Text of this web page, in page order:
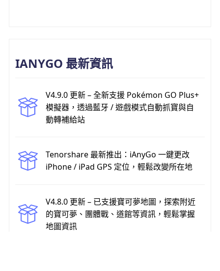
IANYGO 最新資訊
V4.9.0 更新 – 全新支援 Pokémon GO Plus+
模擬器，透過藍牙 / 遊戲模式自動抓寶與自
動轉補給站
Tenorshare 最新推出：iAnyGo 一鍵更改
iPhone / iPad GPS 定位，輕鬆改變所在地
V4.8.0 更新 – 已支援寶可夢地圖，探索附近
的寶可夢、團體戰、道館等資訊，輕鬆掌握
地圖資訊